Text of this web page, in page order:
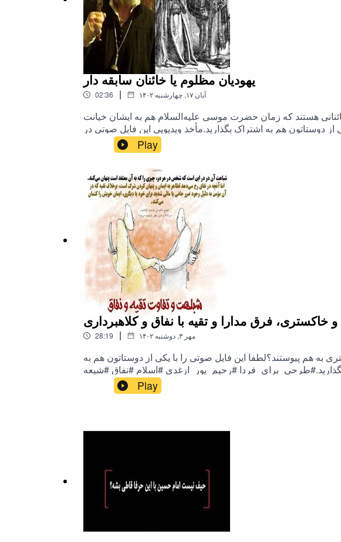
یهودیان مظلوم یا خائنان سابقه دار
02:36 | ۱۴۰۲ آبان ۱۷, چهارشنبه
هستند که زمان حضرت موسی علیه‌السلام هم به ایشان خیانت
دوستاتون هم به اشتراک بگذارید.مأخذ ویدیویی این فایل صوتی در
Play
خاکستری، فرق مدارا و تقیه با نفاق و کلاهبرداری
28:19 | ۱۴۰۲ مهر ۳, دوشنبه
به هم پیوستند؟لطفا این فایل صوتی را با یکی از دوستاتون هم به
Play